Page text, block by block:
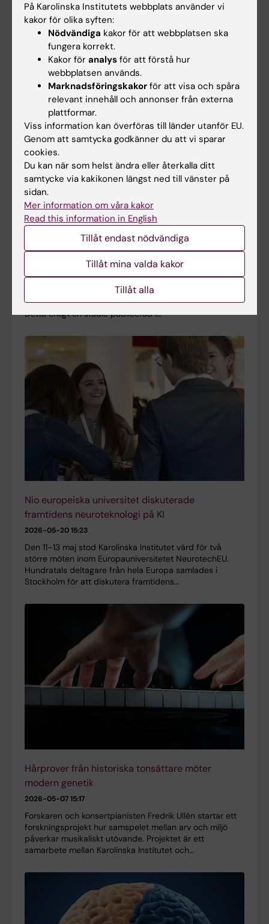
Det prestigefyllda nordiska Anders Jahre-priset för
medicinsk forskning 2026 tilldelas professor Ole Kiehn,
Karolinska Institutet och Köpenhamns universitet.
Professor Kiehn får priset för sina…
Riktad behandling av ett stressprotein kan
förebygga effekter av tidig trauma
Tidiga insatser riktade mot ett centralt stressprotein kan
skydda mot bestående förändringar i beteende och
hjärna kopplade till svåra upplevelser i barndomen.
Detta enligt en studie publicerad i…
Nio europeiska universitet diskuterade
framtidens neuroteknologi på KI
2026-05-20 15:23
Den 11–13 maj stod Karolinska Institutet värd för två
större möten inom Europauniversitetet NeurotechEU.
Hundratals deltagare från hela Europa samlades i
Stockholm för att diskutera framtidens…
Hårprover från historiska tonsättare möter
modern genetik
2026-05-07 15:17
Forskaren och konsertpianisten Fredrik Ullén startar ett
forskningsprojekt hur samspelet mellan arv och miljö
påverkar musikaliskt utövande. Projektet är ett
samarbete mellan Karolinska Institutet och…
På Karolinska Institutets webbplats använder vi
kakor för olika syften:
Nödvändiga kakor för att webbplatsen ska
fungera korrekt.
Kakor för analys för att förstå hur
webbplatsen används.
Marknadsföringskakor för att visa och spåra
relevant innehåll och annonser från externa
plattformar.
Viss information kan överföras till länder utanför EU.
Genom att samtycka godkänner du att vi sparar
cookies.
Du kan när som helst ändra eller återkalla ditt
samtycke via kakikonen längst ned till vänster på
sidan.
Mer information om våra kakor
Read this information in English
Tillåt endast nödvändiga
Tillåt mina valda kakor
Tillåt alla